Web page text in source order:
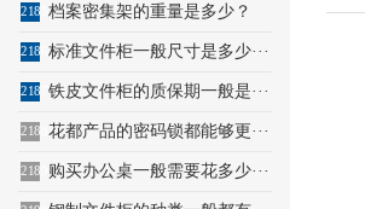
2185 档案密集架的重量是多少？
2186 标准文件柜一般尺寸是多少···
2187 铁皮文件柜的质保期一般是···
2188 花都产品的密码锁都能够更···
2189 购买办公桌一般需要花多少···